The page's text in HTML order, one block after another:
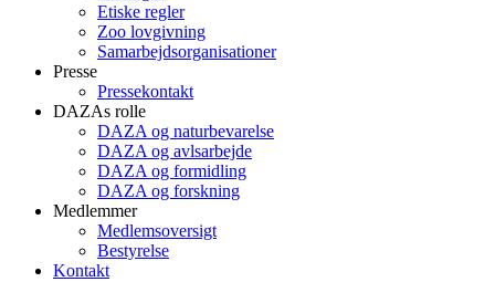
Etiske regler
Zoo lovgivning
Samarbejdsorganisationer
Presse
Pressekontakt
DAZAs rolle
DAZA og natur­bevarelse
DAZA og avls­arbejde
DAZA og formidling
DAZA og forskning
Medlemmer
Medlemsoversigt
Bestyrelse
Kontakt